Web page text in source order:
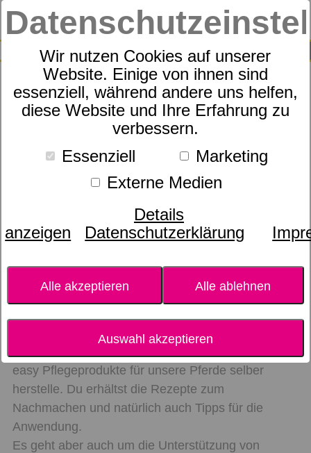
Wir nutzen Cookies auf unserer
Website. Einige von ihnen sind
essenziell, während andere uns helfen,
diese Website und Ihre Erfahrung zu
verbessern.
Essenziell
Marketing
Externe Medien
Details
anzeigen
Datenschutzerklärung
Alle akzeptieren Alle ablehnen
Auswahl akzeptieren
SUCHE
0
Ätherische Öle für Pferde - 1
stündiges Webinar
Kundenbewertungen 5,0 von 2
geladen...
geladen...
easy Pflegeprodukte für unsere Pferde selber
herstelle. Du erhältst die Rezepte zum
Nachmachen und natürlich auch Tipps für die
Anwendung.
Es geht aber auch um die Unterstützung von